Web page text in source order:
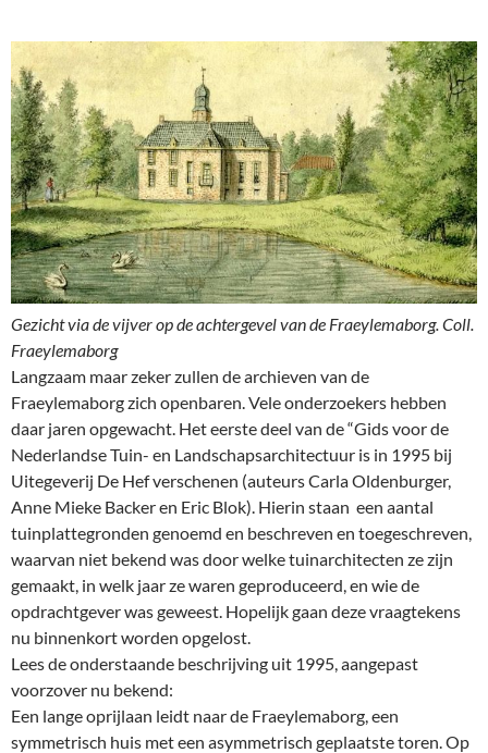
Gezicht via de vijver op de achtergevel van de Fraeylemaborg. Coll.
Fraeylemaborg
Langzaam maar zeker zullen de archieven van de
Fraeylemaborg zich openbaren. Vele onderzoekers hebben
daar jaren opgewacht. Het eerste deel van de “Gids voor de
Nederlandse Tuin- en Landschapsarchitectuur is in 1995 bij
Uitegeverij De Hef verschenen (auteurs Carla Oldenburger,
Anne Mieke Backer en Eric Blok). Hierin staan een aantal
tuinplattegronden genoemd en beschreven en toegeschreven,
waarvan niet bekend was door welke tuinarchitecten ze zijn
gemaakt, in welk jaar ze waren geproduceerd, en wie de
opdrachtgever was geweest. Hopelijk gaan deze vraagtekens
nu binnenkort worden opgelost.
Lees de onderstaande beschrijving uit 1995, aangepast
voorzover nu bekend:
Een lange oprijlaan leidt naar de Fraeylemaborg, een
symmetrisch huis met een asymmetrisch geplaatste toren. Op